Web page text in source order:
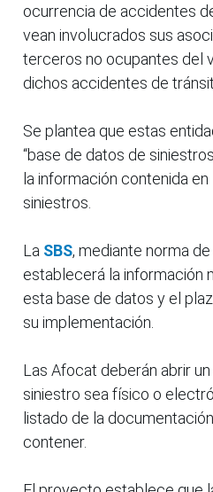
ocurrencia de accidentes
vean involucrados sus
terceros no ocupantes del
dichos accidentes de
Se plantea que estas
“base de datos de
la información contenida
siniestros.
La SBS, mediante norma
establecerá la información
esta base de datos y el
su implementación.
Las Afocat deberán abrir
siniestro sea físico o
listado de la
contener.